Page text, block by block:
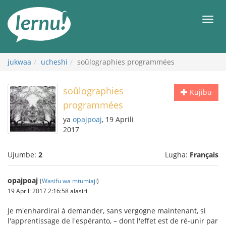
maudhui
jukwaa ucheshi soûlographies programmées
Kujibu
soûlographies
programmées
ya opajpoaj, 19 Aprili
2017
Ujumbe: 2 Lugha: Français
opajpoaj (Wasifu wa mtumiaji)
19 Aprili 2017 2:16:58 alasiri
Je m'enhardirai à demander, sans vergogne maintenant, si
l'apprentissage de l'espéranto, – dont l'effet est de ré-unir par